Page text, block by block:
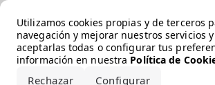
Utilizamos cookies propias y de terceros
navegación y mejorar nuestros servicios
aceptarlas todas o configurar tus
información en nuestra Política de
Rechazar Configurar
Error loading